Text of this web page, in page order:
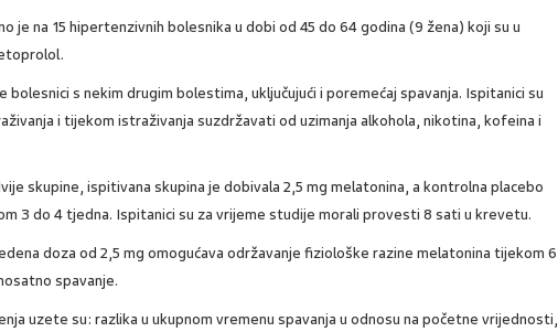
je na 15 hipertenzivnih bolesnika u dobi od 45 do 64 godina (9 žena) koji su u
bolesnici s nekim drugim bolestima, uključujući i poremećaj spavanja. Ispitanici su
i tijekom istraživanja suzdržavati od uzimanja alkohola, nikotina, kofeina i
skupine, ispitivana skupina je dobivala 2,5 mg melatonina, a kontrolna placebo
3 do 4 tjedna. Ispitanici su za vrijeme studije morali provesti 8 sati u krevetu.
doza od 2,5 mg omogućava održavanje fiziološke razine melatonina tijekom 6
spavanje.
uzete su: razlika u ukupnom vremenu spavanja u odnosu na početne vrijednosti,